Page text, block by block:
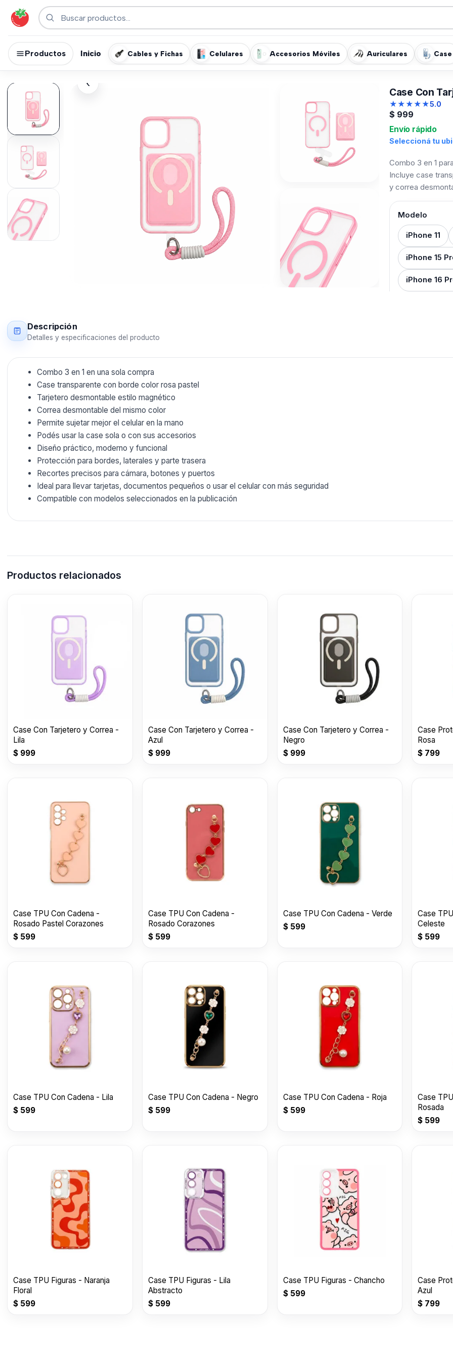
Productos Inicio Cables y Fichas Celulares Accesorios Móviles Auriculares Case
‹
›
Case Con
★★★★★5.0
$ 999
Envío rápido
Seleccioná tu
Combo 3 en 1
Incluye case
y correa
Modelo
iPhone 11
iPhone 15
iPhone 16
Descripción
Detalles y especificaciones del producto
Combo 3 en 1 en una sola compra
Case transparente con borde color rosa pastel
Tarjetero desmontable estilo magnético
Correa desmontable del mismo color
Permite sujetar mejor el celular en la mano
Podés usar la case sola o con sus accesorios
Diseño práctico, moderno y funcional
Protección para bordes, laterales y parte trasera
Recortes precisos para cámara, botones y puertos
Ideal para llevar tarjetas, documentos pequeños o usar el celular con más seguridad
Compatible con modelos seleccionados en la publicación
Productos relacionados
Case Con Tarjetero y Correa -
Lila
$ 999
Case Con Tarjetero y Correa -
Azul
$999
Case Con Tarjetero y Correa -
Negro
$999
Case
Rosa
$ 799
Case TPU Con Cadena -
Rosado Pastel Corazones
$ 599
Case TPU Con Cadena -
Rosado Corazones
$599
Case TPU Con Cadena - Verde
$599
Case
Celeste
$ 599
Case TPU Con Cadena - Lila
$ 599
Case TPU Con Cadena - Negro
$599
Case TPU Con Cadena - Roja
$599
Case
Rosada
$ 599
Case TPU Figuras - Naranja
Floral
$ 599
Case TPU Figuras - Lila
Abstracto
$599
Case TPU Figuras - Chancho
$599
Case
Azul
$ 799